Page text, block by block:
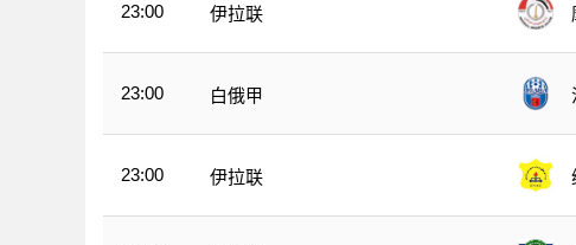
23:00 伊拉联
23:00 白俄甲
23:00 伊拉联